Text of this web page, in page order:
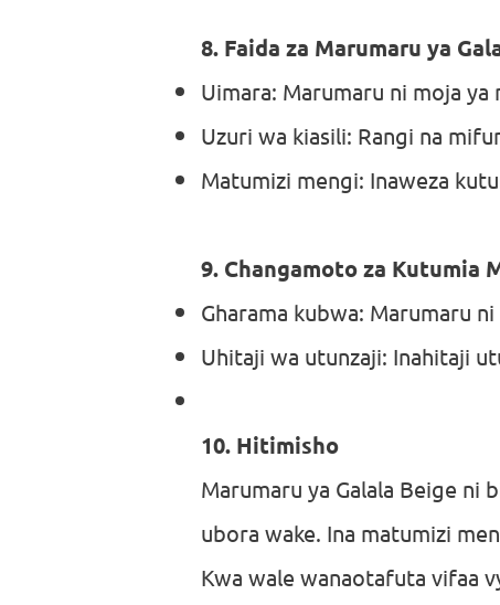
8. Faida za Marumaru ya
Uimara: Marumaru ni moja
Uzuri wa kiasili: Rangi na
Matumizi mengi: Inaweza
9. Changamoto za Kutumia
Gharama kubwa: Marumaru
Uhitaji wa utunzaji: Inahitaji
10. Hitimisho
Marumaru ya Galala Beige ni
ubora wake. Ina matumizi
Kwa wale wanaotafuta vifaa